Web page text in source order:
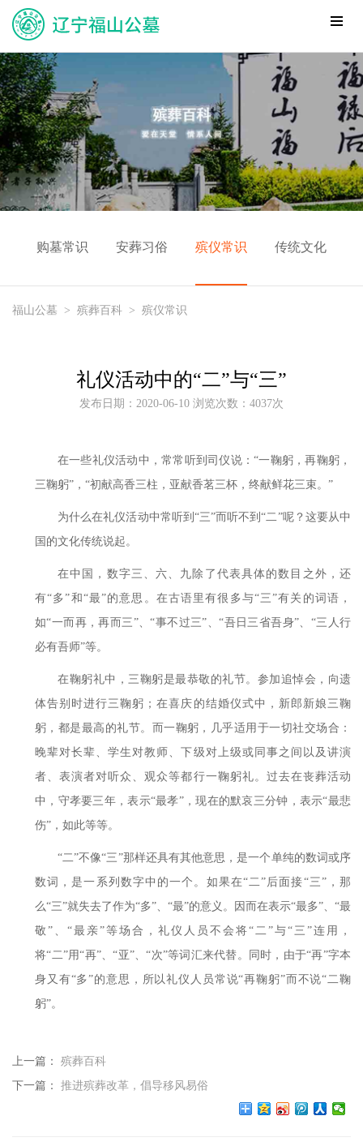
购墓常识 安葬习俗 殡仪常识 传统文化
福山公墓 > 殡葬百科 > 殡仪常识
礼仪活动中的“二”与“三”
发布日期：2020-06-10 浏览次数：4037次
在一些礼仪活动中，常常听到司仪说：“一鞠躬，再鞠躬，
三鞠躬”，“初献高香三柱，亚献香茗三杯，终献鲜花三束。”
为什么在礼仪活动中常听到 “三”而听不到“二”呢？这要从中
国的文化传统说起。
在中国，数字三、六、九除了代表具体的数目之外，还
有“多”和“最”的意思。在古语里有很多与“三”有关的词语，
如“一而再，再而三”、“事不过三”、“吾日三省吾身”、“三人行
必有吾师”等。
在鞠躬礼中，三鞠躬是最恭敬的礼节。参加追悼会，向遗
体告别时进行三鞠躬；在喜庆的结婚仪式中，新郎新娘三鞠
躬，都是最高的礼节。而一鞠躬，几乎适用于一切社交场合：
晚辈对长辈、学生对教师、下级对上级或同事之间以及讲演
者、表演者对听众、观众等都行一鞠躬礼。过去在丧葬活动
中，守孝要三年，表示“最孝”，现在的默哀三分钟，表示“最悲
伤”，如此等等。
“二”不像“三”那样还具有其他意思，是一个单纯的数词或序
数词，是一系列数字中的一个。如果在“二”后面接“三”，那
么“三”就失去了作为“多”、“最”的意义。因而在表示“最多”、“最
敬”、“最亲”等场合，礼仪人员不会将“二”与“三”连用，
将“二”用“再”、“亚”、“次”等词汇来代替。同时，由于“再”字本
身又有“多”的意思，所以礼仪人员常说“再鞠躬”而不说“二鞠
躬”。
上一篇： 殡葬百科
下一篇： 推进殡葬改革，倡导移风易俗